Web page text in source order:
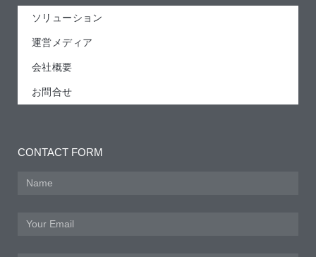
ソリューション
運営メディア
会社概要
お問合せ
CONTACT FORM